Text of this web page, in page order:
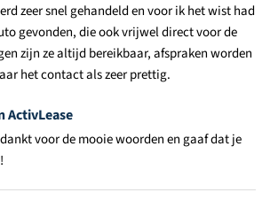
zeer snel gehandeld en voor ik het wist had
gevonden, die ook vrijwel direct voor de
zijn ze altijd bereikbaar, afspraken worden
het contact als zeer prettig.
ActivLease
voor de mooie woorden en gaaf dat je